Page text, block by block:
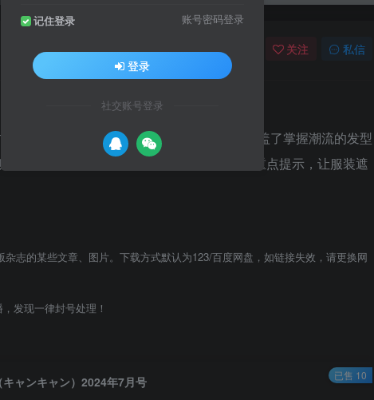
关注 私信
杂志。以受欢迎的高雅可爱时尚为中心，涵盖了掌握潮流的发型
衣物等资讯，以整齐的编排方式与优缺点重点提示，让服装遮
志的某些文章、图片。下载方式默认为123/百度网盘，如链接失效，请更换网
发现一律封号处理！
ャンキャン）2024年7月号 已售 10
记住登录 账号密码登录
登录
社交账号登录